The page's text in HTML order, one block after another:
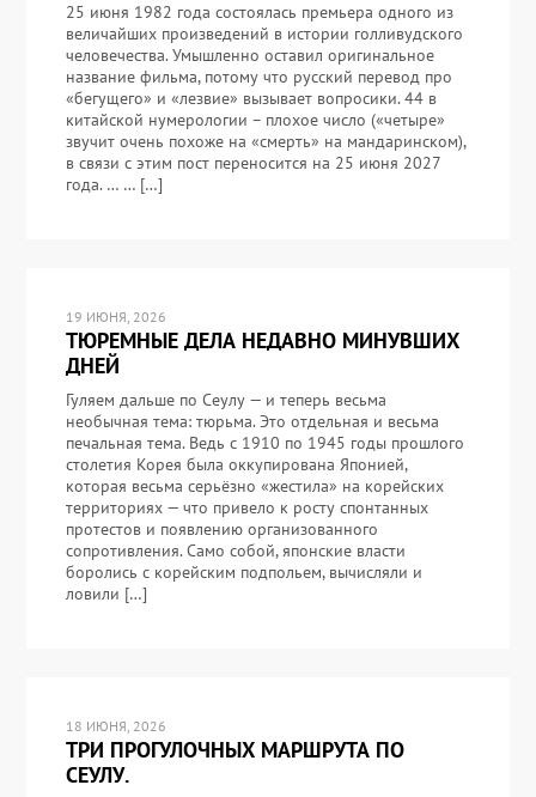
25 июня 1982 года состоялась премьера одного из
величайших произведений в истории голливудского
человечества. Умышленно оставил оригинальное
название фильма, потому что русский перевод про
«бегущего» и «лезвие» вызывает вопросики. 44 в
китайской нумерологии – плохое число («четыре»
звучит очень похоже на «смерть» на мандаринском),
в связи с этим пост переносится на 25 июня 2027
года. … … […]
19 ИЮНЯ, 2026
ТЮРЕМНЫЕ ДЕЛА НЕДАВНО МИНУВШИХ
ДНЕЙ
Гуляем дальше по Сеулу — и теперь весьма
необычная тема: тюрьма. Это отдельная и весьма
печальная тема. Ведь с 1910 по 1945 годы прошлого
столетия Корея была оккупирована Японией,
которая весьма серьёзно «жестила» на корейских
территориях — что привело к росту спонтанных
протестов и появлению организованного
сопротивления. Само собой, японские власти
боролись с корейским подпольем, вычисляли и
ловили […]
18 ИЮНЯ, 2026
ТРИ ПРОГУЛОЧНЫХ МАРШРУТА ПО
СЕУЛУ.